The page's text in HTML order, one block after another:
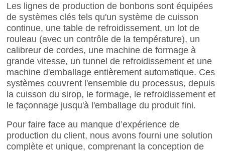
Les lignes de production de bonbons sont équipées
de systèmes clés tels qu'un système de cuisson
continue, une table de refroidissement, un lot de
rouleau (avec un contrôle de la température), un
calibreur de cordes, une machine de formage à
grande vitesse, un tunnel de refroidissement et une
machine d'emballage entièrement automatique. Ces
systèmes couvrent l'ensemble du processus, depuis
la cuisson du sirop, le formage, le refroidissement et
le façonnage jusqu'à l'emballage du produit fini.
Pour faire face au manque d’expérience de
production du client, nous avons fourni une solution
complète et unique, comprenant la conception de